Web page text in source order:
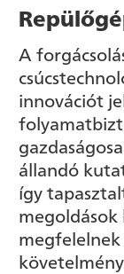
A
innovációt
állandó
így
megoldások